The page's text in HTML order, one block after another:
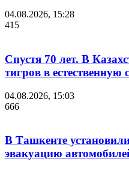
04.08.2026, 15:28
415
Спустя 70 лет. В
тигров в естественную
04.08.2026, 15:03
666
В Ташкенте
эвакуацию